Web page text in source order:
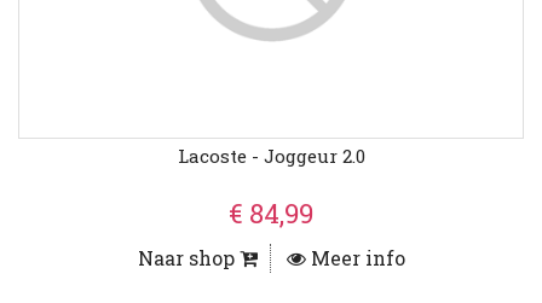
Lacoste - Joggeur 2.0
€ 84,99
Naar shop Meer info